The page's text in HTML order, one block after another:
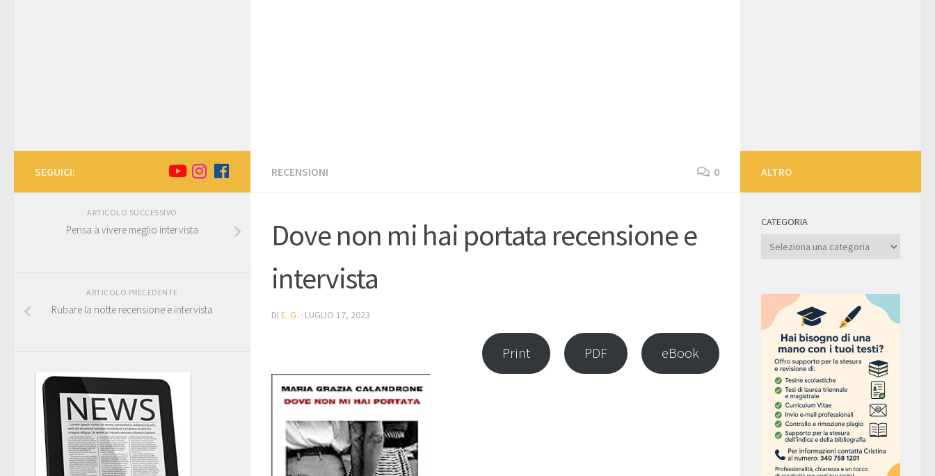
RECENSIONI 0
Dove non mi hai portata recensione e
intervista
DI E. G. · LUGLIO 17, 2023
Print PDF eBook
SEGUICI:
ARTICOLO SUCCESSIVO
Pensa a vivere meglio intervista
ARTICOLO PRECEDENTE
Rubare la notte recensione e intervista
ALTRO
CATEGORIA
Categoria